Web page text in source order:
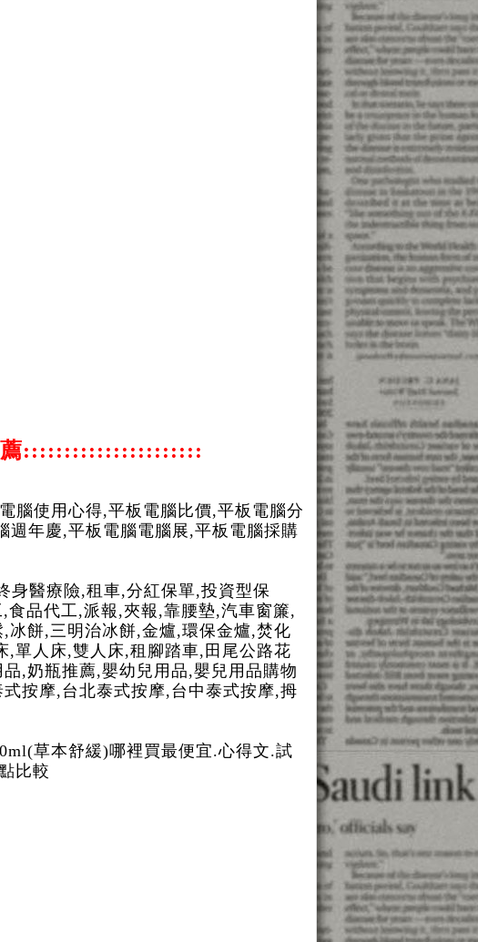
::::::::::::::::::::::
腦使用心得,平板電腦比價,平板電腦分
週年慶,平板電腦電腦展,平板電腦採購
身醫療險,租車,分紅保單,投資型保
品代工,派報,夾報,靠腰墊,汽車窗簾,
冰餅,三明治冰餅,金爐,環保金爐,焚化
單人床,雙人床,租腳踏車,田尾公路花
,奶瓶推薦,嬰幼兒用品,嬰兒用品購物
按摩,台北泰式按摩,台中泰式按摩,拇
草本舒緩)哪裡買最便宜.心得文.試
比較